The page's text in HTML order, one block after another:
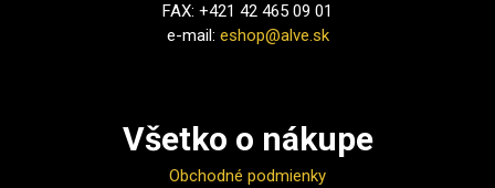
FAX: +421 42 465 09 01
e-mail: eshop@alve.sk
Všetko o nákupe
Obchodné podmienky